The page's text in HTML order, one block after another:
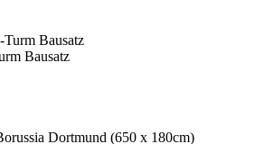
Bausatz